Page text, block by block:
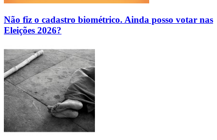
Não fiz o cadastro biométrico. Ainda posso votar nas
Eleições 2026?